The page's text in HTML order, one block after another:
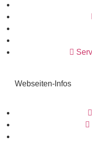
Webseiten-Infos